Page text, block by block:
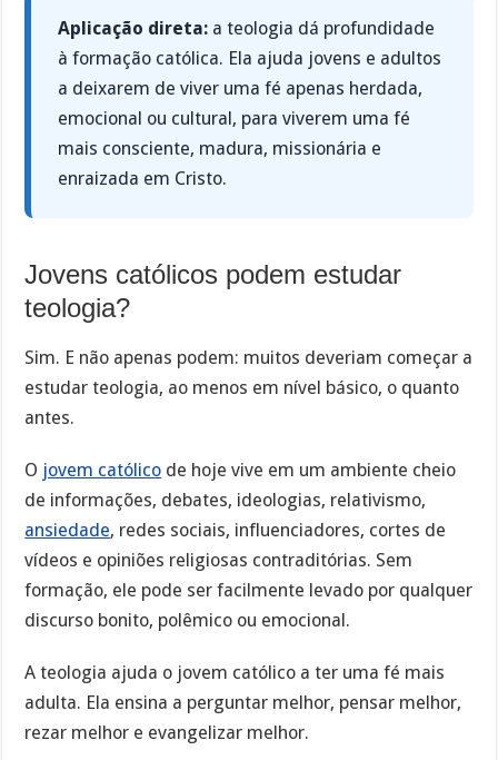
Aplicação direta: a teologia dá profundidade
à formação católica. Ela ajuda jovens e adultos
a deixarem de viver uma fé apenas herdada,
emocional ou cultural, para viverem uma fé
mais consciente, madura, missionária e
enraizada em Cristo.
Jovens católicos podem estudar
teologia?
Sim. E não apenas podem: muitos deveriam começar a
estudar teologia, ao menos em nível básico, o quanto
antes.
O jovem católico de hoje vive em um ambiente cheio
de informações, debates, ideologias, relativismo,
ansiedade, redes sociais, influenciadores, cortes de
vídeos e opiniões religiosas contraditórias. Sem
formação, ele pode ser facilmente levado por qualquer
discurso bonito, polêmico ou emocional.
A teologia ajuda o jovem católico a ter uma fé mais
adulta. Ela ensina a perguntar melhor, pensar melhor,
rezar melhor e evangelizar melhor.